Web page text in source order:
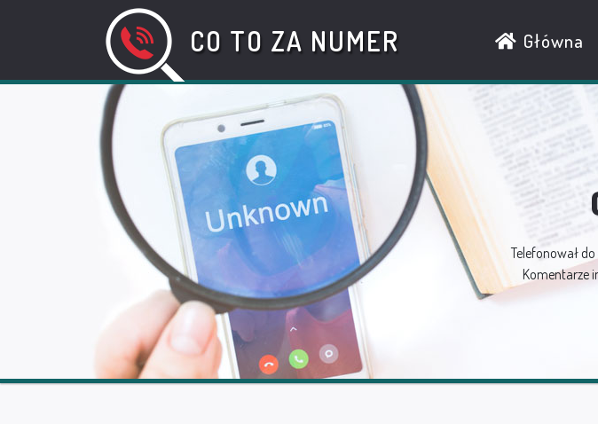
CO TO ZA NUMER Główna
Telefonował do
Komentarze